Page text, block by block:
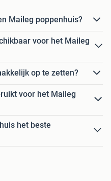
Maileg poppenhuis?
voor het Maileg
op te zetten?
voor het Maileg
het beste